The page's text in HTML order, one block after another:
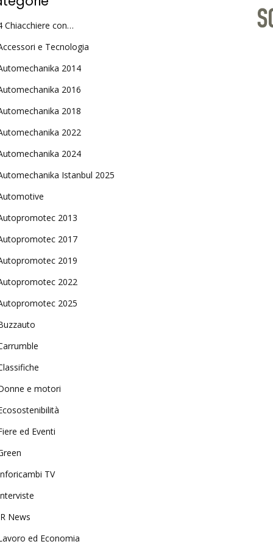
Chiacchiere con…
e Tecnologia
2014
2016
2018
2022
2024
Istanbul 2025
2013
2017
2019
2022
2025
e motori
ed Eventi
TV
News
ed Economia